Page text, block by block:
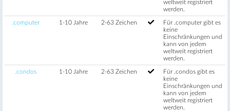
weltweit registriert
werden.
.computer 1-10 Jahre 2-63 Zeichen
Für .computer gibt es
keine
Einschränkungen und
kann von jedem
weltweit registriert
werden.
.condos 1-10 Jahre 2-63 Zeichen
Für .condos gibt es
keine
Einschränkungen und
kann von jedem
weltweit registriert
werden.